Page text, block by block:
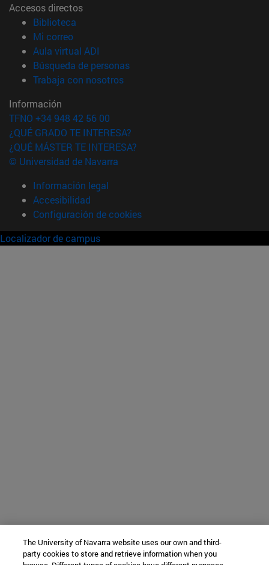
Accesos directos
Biblioteca
Mi correo(abre en nueva ventana)
Aula virtual ADI
Búsqueda de personas(abre en nueva ventana)
Trabaja con nosotros(abre en nueva ventana)
Información
TFNO +34 948 42 56 00
¿QUÉ GRADO TE INTERESA?
¿QUÉ MÁSTER TE INTERESA?
© Universidad de Navarra
Información legal
Accesibilidad
Configuración de cookies
Localizador de campus
The University of Navarra website uses our own and third-
party cookies to store and retrieve information when you